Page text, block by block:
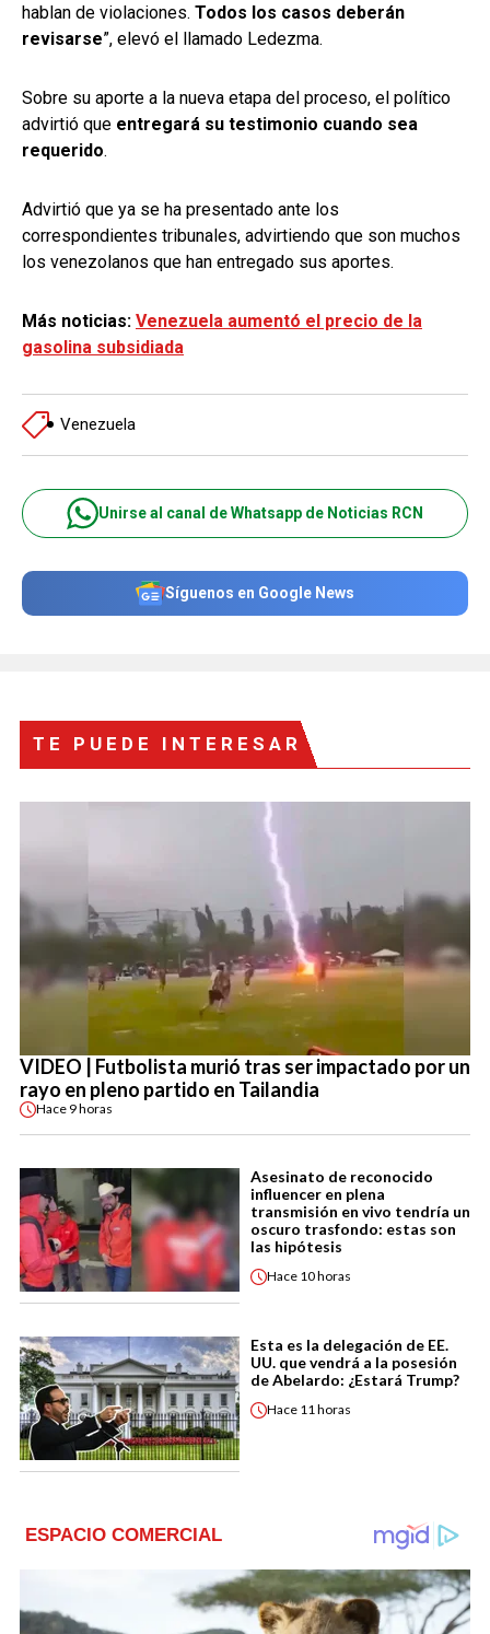
hablan de violaciones. Todos los casos deberán
revisarse”, elevó el llamado Ledezma.
Sobre su aporte a la nueva etapa del proceso, el político
advirtió que entregará su testimonio cuando sea
requerido.
Advirtió que ya se ha presentado ante los
correspondientes tribunales, advirtiendo que son muchos
los venezolanos que han entregado sus aportes.
Más noticias: Venezuela aumentó el precio de la
gasolina subsidiada
Venezuela
Unirse al canal de Whatsapp de Noticias RCN
Síguenos en Google News
TE PUEDE INTERESAR
VIDEO | Futbolista murió tras ser impactado por un
rayo en pleno partido en Tailandia
Hace 9 horas
Asesinato de reconocido
influencer en plena
transmisión en vivo tendría un
oscuro trasfondo: estas son
las hipótesis
Hace 10 horas
Esta es la delegación de EE.
UU. que vendrá a la posesión
de Abelardo: ¿Estará Trump?
Hace 11 horas